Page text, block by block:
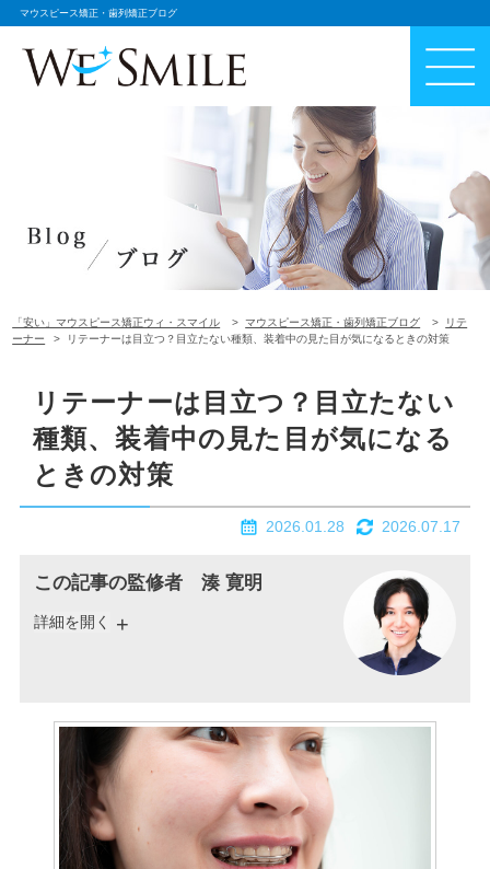
マウスピース矯正・歯列矯正ブログ
「安い」マウスピース矯正ウィ・スマイル マウスピース矯正・歯列矯正ブログ
リテ
ーナー
リテーナーは目立つ？目立たない種類、装着中の見た目が気になるときの対策
リテーナーは目立つ？目立たない
種類、装着中の見た目が気になる
ときの対策
2026.01.28 2026.07.17
この記事の監修者 湊 寛明
詳細を開く